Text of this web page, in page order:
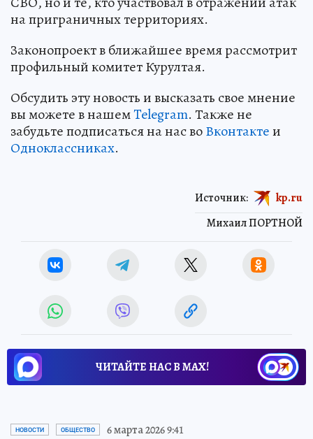
на приграничных территориях.
Законопроект в ближайшее время рассмотрит
профильный комитет Курултая.
Обсудить эту новость и высказать свое мнение
вы можете в нашемTelegram. Также не
забудьте подписаться на нас воВконтактеи
Одноклассниках.
Михаил ПОРТНОЙ
Источник: kp.ru
ЧИТАЙТЕ НАС В МАХ!
НОВОСТИ ОБЩЕСТВО 6 марта 2026 9:41